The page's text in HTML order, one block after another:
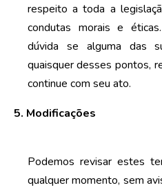
respeito a toda a
condutas morais e
dúvida se alguma das
quaisquer desses pontos,
continue com seu ato.
5. Modificações
Podemos revisar estes
qualquer momento, sem